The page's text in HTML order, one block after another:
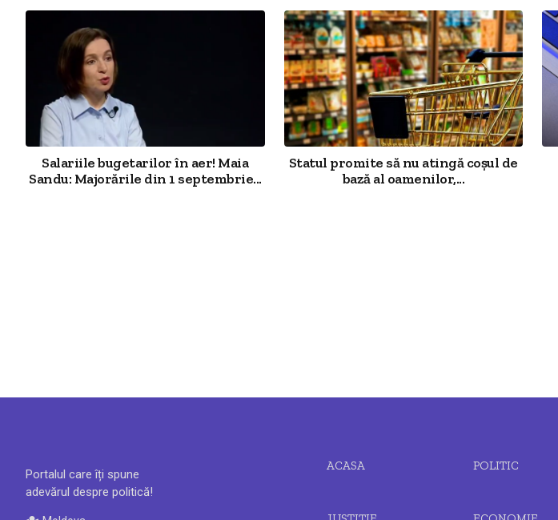
Salariile bugetarilor în aer! Maia
Sandu: Majorările din 1 septembrie...
Statul promite să nu atingă coșul de
bază al oamenilor,...
Portalul care îți spune
adevărul despre politică!
ACASA POLITIC